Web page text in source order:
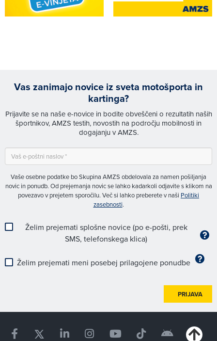
Vas zanimajo novice iz sveta motošporta in
kartinga?
Prijavite se na naše e-novice in bodite obveščeni o rezultatih naših
športnikov, AMZS testih, novostih na področju mobilnosti in
dogajanju v AMZS.
Vaše osebne podatke bo Skupina AMZS obdelovala za namen pošiljanja
novic in ponudb. Od prejemanja novic se lahko kadarkoli odjavite s klikom na
povezavo v prejetem sporočilu. Več si lahko preberete v naši Politiki
zasebnosti.
Želim prejemati splošne novice (po e-pošti, prek
SMS, telefonskega klica)
Želim prejemati meni posebej prilagojene ponudbe
PRIJAVA